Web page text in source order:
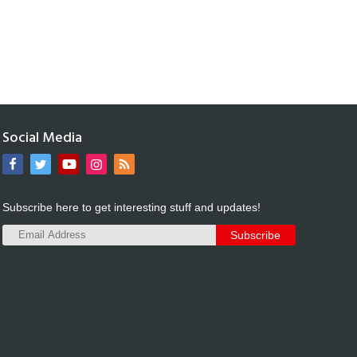
Social Media
Subscribe here to get interesting stuff and updates!